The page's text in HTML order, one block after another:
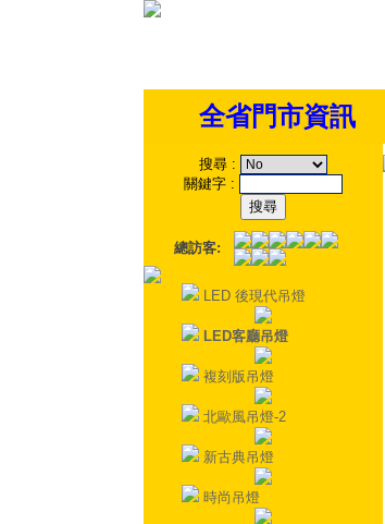
全省門市資訊
搜尋 :
關鍵字 :
總訪客:
LED 後現代吊燈
LED客廳吊燈
複刻版吊燈
北歐風吊燈-2
新古典吊燈
時尚吊燈